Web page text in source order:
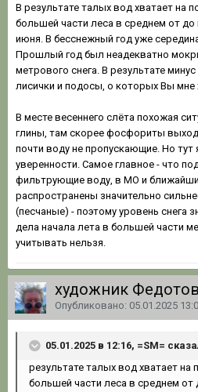
В результате талых вод хватает на
большей части леса в среднем от
июня. В бесснежный год уже
Прошлый год был неадекватно
метрового снега. В результате
лисички и подосы, о которых Вы мне
В месте весеннего слёта похожая
глины, там скорее фосфориты
почти воду не пропускающие. Но тут
уверенности. Самое главное - что
фильтрующие воду, в МО и
распространены значительно
(песчаные) - поэтому уровень снега
дела начала лета в большей части
учитывать нельзя.
художник Федотов
Опубликовано: 05.01.2025
05.01.2025 в 12:16, =SM=
результате талых вод хватает на
большей части леса в среднем от